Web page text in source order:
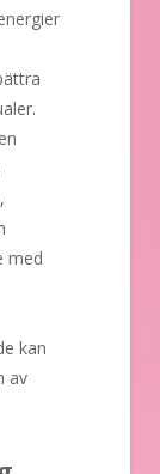
med
kan
av